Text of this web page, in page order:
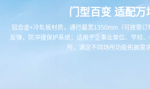
门型百变 适配万
铝合金+冷轧板材质，通行最宽1350mm（可按需订
反弹，防冲撞保护系统；适用于企事业单位、学校
所，满足不同场所功能拓展需求